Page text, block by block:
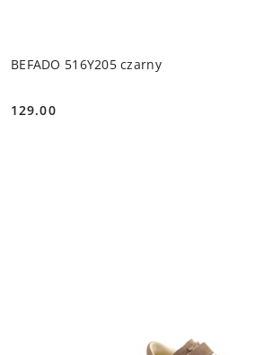
BEFADO 516Y205 czarny
Cena:
129.00